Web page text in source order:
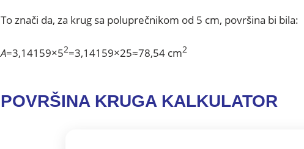
To znači da, za krug sa poluprečnikom od 5 cm, površina bi bila:
A=3,14159×52=3,14159×25≈78,54 cm2
POVRŠINA KRUGA KALKULATOR